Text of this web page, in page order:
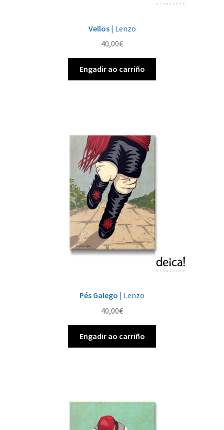
Vellos| Lenzo
40,00€
Engadir ao carriño
Pés Galego | Lenzo
40,00€
Engadir ao carriño